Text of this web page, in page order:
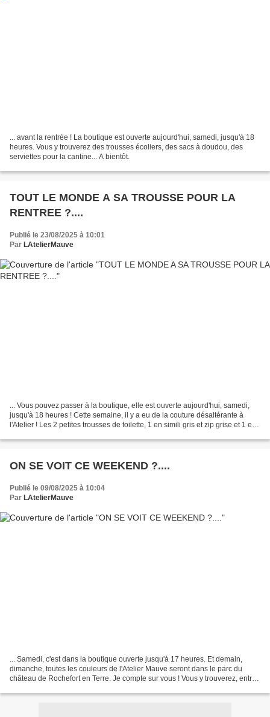
... avant la rentrée ! La boutique est ouverte aujourd'hui, samedi, jusqu'à 18
heures. Vous y trouverez des trousses écoliers, des sacs à doudou, des
serviettes pour la cantine... A bientôt.
TOUT LE MONDE A SA TROUSSE POUR LA
RENTREE ?....
Publié le 23/08/2025 à 10:01
Par LAtelierMauve
... Vous pouvez passer à la boutique, elle est ouverte aujourd'hui, samedi,
jusqu'à 18 heures ! Cette semaine, il y a eu de la couture désaltérante à
l'Atelier ! Les 2 petites trousses de toilette, 1 en simili gris et zip grise et 1 en
ON SE VOIT CE WEEKEND ?....
Publié le 09/08/2025 à 10:04
Par LAtelierMauve
... Samedi, c'est dans la boutique ouverte jusqu'à 17 heures. Et demain,
dimanche, toutes les couleurs de l'Atelier Mauve seront dans le parc du
château de Rochefort en Terre. Je compte sur vous ! Vous y trouverez, entre